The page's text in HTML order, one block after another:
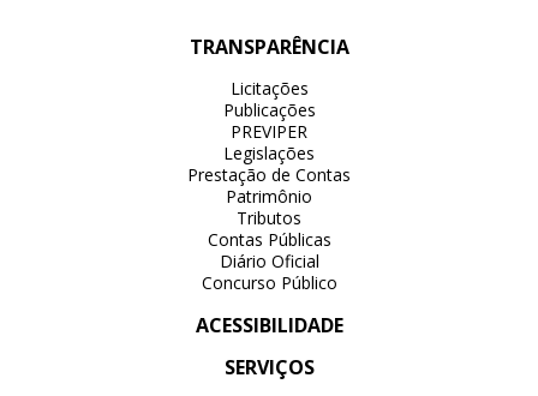
TRANSPARÊNCIA
Licitações
Publicações
PREVIPER
Legislações
Prestação de Contas
Patrimônio
Tributos
Contas Públicas
Diário Oficial
Concurso Público
ACESSIBILIDADE
SERVIÇOS